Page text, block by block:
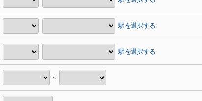
駅を選択する
駅を選択する
～